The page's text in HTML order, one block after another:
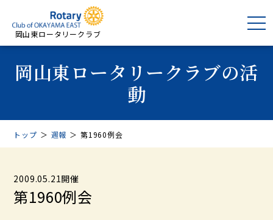
岡山東ロータリークラブ
岡山東ロータリークラブの活
動
トップ ＞ 週報 ＞ 第1960例会
2009.05.21開催
第1960例会